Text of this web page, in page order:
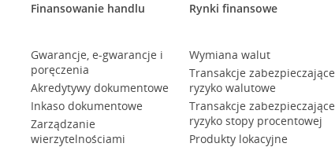
Finansowanie handlu
Gwarancje, e-gwarancje i
poręczenia
Akredytywy dokumentowe
Inkaso dokumentowe
Zarządzanie
wierzytelnościami
Rynki finansowe
Wymiana walut
Transakcje zabezpieczające
ryzyko walutowe
Transakcje zabezpieczające
ryzyko stopy procentowej
Produkty lokacyjne